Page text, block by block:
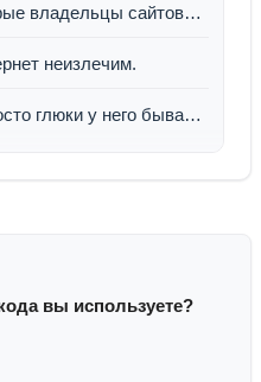
Некоторые владельцы сайтов, такими названиями пытаются привлеч посетит...
неизлечим.
Ещё просто глюки у него бывают и сайт может вылететь просто так.
вы используете?